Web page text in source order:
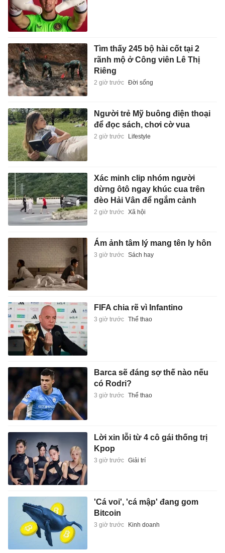
Tìm thấy 245 bộ hài cốt tại 2
rãnh mộ ở Công viên Lê Thị
Riêng
2 giờ trước Đời sống
Người trẻ Mỹ buông điện thoại
để đọc sách, chơi cờ vua
2 giờ trước Lifestyle
Xác minh clip nhóm người
dừng ôtô ngay khúc cua trên
đèo Hải Vân để ngắm cảnh
2 giờ trước Xã hội
Ám ảnh tâm lý mang tên ly hôn
3 giờ trước Sách hay
FIFA chia rẽ vì Infantino
3 giờ trước Thể thao
Barca sẽ đáng sợ thế nào nếu
có Rodri?
3 giờ trước Thể thao
Lời xin lỗi từ 4 cô gái thống trị
Kpop
3 giờ trước Giải trí
'Cá voi', 'cá mập' đang gom
Bitcoin
3 giờ trước Kinh doanh